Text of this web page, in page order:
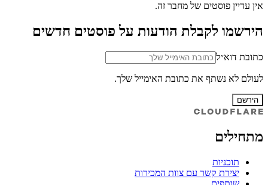
אין עדיין פוסטים של מחבר זה.
הירשמו לקבלת הודעות על פוסטים חדשים
כתובת דוא״ל
לעולם לא נשתף את כתובת האימייל שלך.
הירשם
מתחילים
תוכניות
יצירת קשר עם צוות המכירות